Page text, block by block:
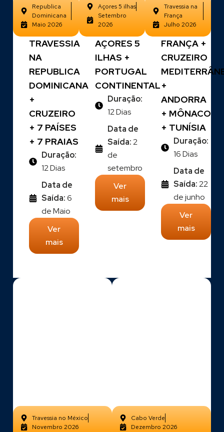
Republica
Dominicana
Maio 2026
TRAVESSIA
NA
REPUBLICA
DOMINICANA
+
CRUZEIRO
+ 7 PAÍSES
+ 7 PRAIAS
Duração:
12 Dias
Data de
Saída:6
de Maio
Ver
mais
Açores 5 ilhas
Setembro
2026
AÇORES 5
ILHAS +
PORTUGAL
CONTINENTAL
Duração:
12 Dias
Data de
Saída:2
de
setembro
Ver
mais
Travessia na
França
Julho 2026
FRANÇA +
CRUZEIRO
+
ANDORRA
+ MÔNACO
+ TUNÍSIA
Duração:
16 Dias
Data de
Saída:22
de junho
Ver
mais
Beach
Travessia no México
Novembro 2026
Beach
Cabo Verde
Dezembro 2026